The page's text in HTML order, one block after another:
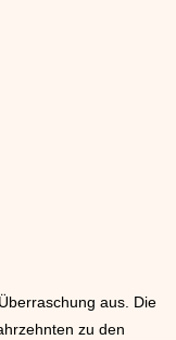
aus. Die
zu den